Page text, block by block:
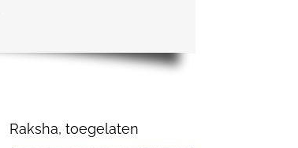
Raksha, toegelaten